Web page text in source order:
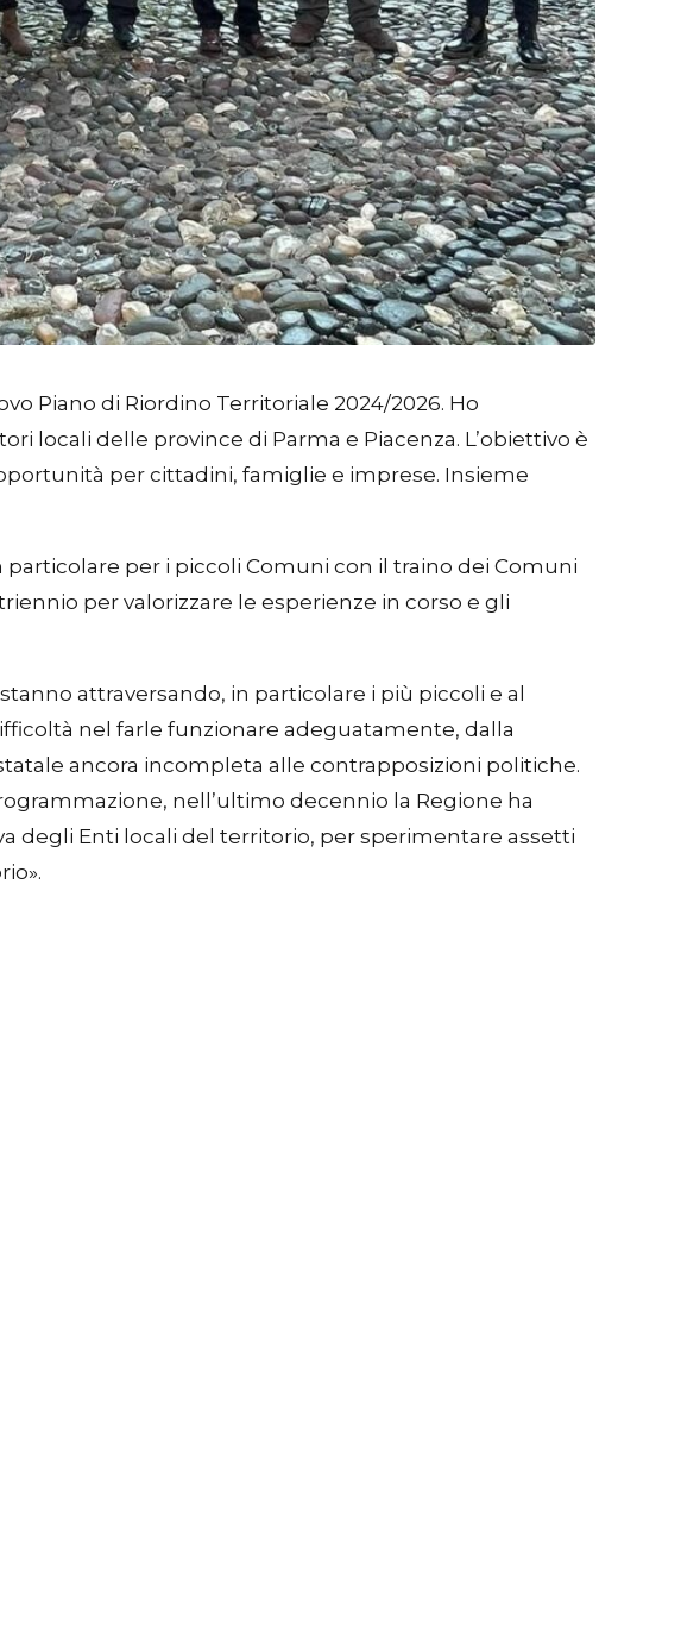
Piano di Riordino Territoriale 2024/2026. Ho
locali delle province di Parma e Piacenza. L’obiettivo è
per cittadini, famiglie e imprese. Insieme
per i piccoli Comuni con il traino dei Comuni
per valorizzare le esperienze in corso e gli
attraversando, in particolare i più piccoli e al
nel farle funzionare adeguatamente, dalla
ancora incompleta alle contrapposizioni politiche.
nell’ultimo decennio la Regione ha
degli Enti locali del territorio, per sperimentare assetti